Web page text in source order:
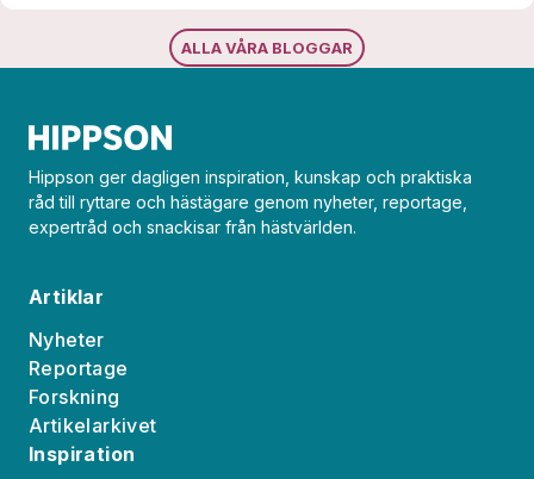
ALLA VÅRA BLOGGAR
Hippson ger dagligen inspiration, kunskap och praktiska
råd till ryttare och hästägare genom nyheter, reportage,
expertråd och snackisar från hästvärlden.
Artiklar
Nyheter
Reportage
Forskning
Artikelarkivet
Inspiration